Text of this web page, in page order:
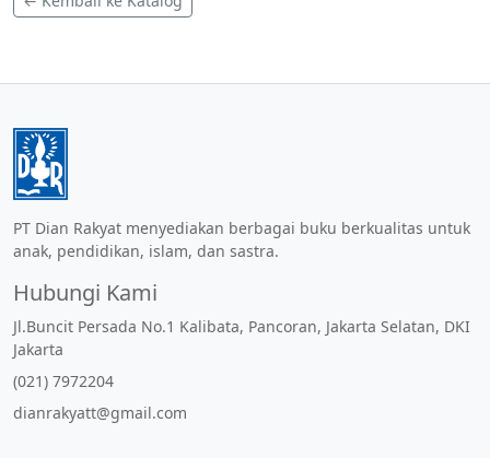
PT Dian Rakyat menyediakan berbagai buku berkualitas untuk
anak, pendidikan, islam, dan sastra.
Hubungi Kami
Jl.Buncit Persada No.1 Kalibata, Pancoran, Jakarta Selatan, DKI
Jakarta
(021) 7972204
dianrakyatt@gmail.com